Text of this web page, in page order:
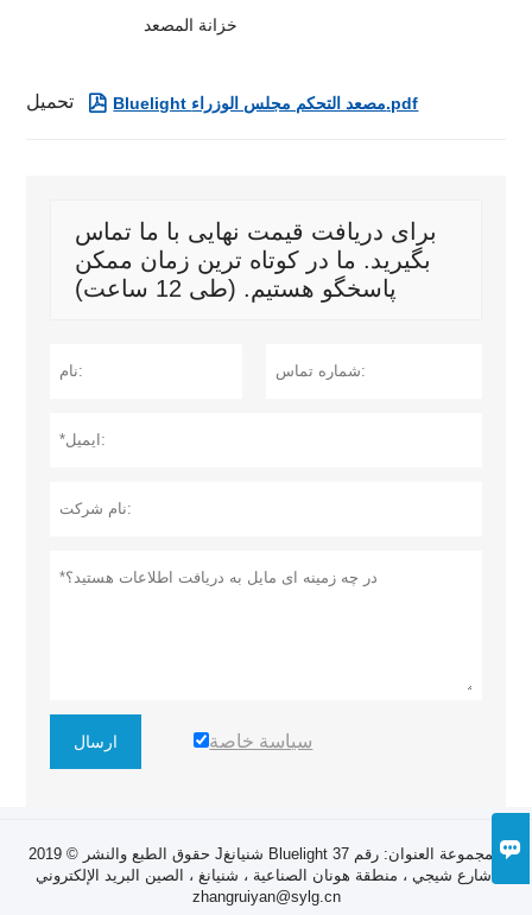

خزانة المصعد
تحميل  Bluelight مصعد التحكم مجلس الوزراء.pdf
برای دریافت قیمت نهایی با ما تماس
بگیرید. ما در کوتاه ترین زمان ممکن
پاسخگو هستیم. (طی 12 ساعت)
ارسال سياسة خاصة
حقوق الطبع والنشر © 2019 Jشنيانغ Bluelight المجموعة العنوان: رقم 37
شارع شيجي ، منطقة هونان الصناعية ، شنيانغ ، الصين البريد الإلكتروني:
zhangruiyan@sylg.cn